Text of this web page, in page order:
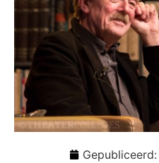
Gepubliceerd: